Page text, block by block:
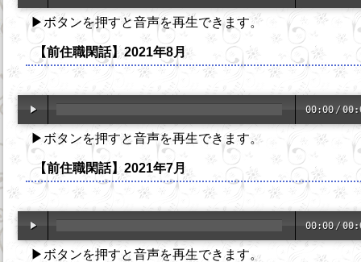
▶ボタンを押すと音声を再生できます。
【前住職閑話】2021年8月
00:00 /
▶ボタンを押すと音声を再生できます。
【前住職閑話】2021年7月
00:00 /
▶ボタンを押すと音声を再生できます。